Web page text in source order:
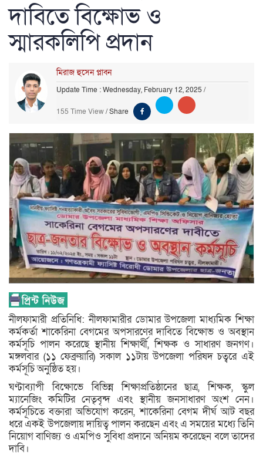
দাবিতে বিক্ষোভ ও
স্মারকলিপি প্রদান
মিরাজ হুসেন প্লাবন
Update Time : Wednesday, February 12, 2025 /
155 Time View/Share
নীলফামারী প্রতিনিধি: নীলফামারীর ডোমার উপজেলা মাধ্যমিক শিক্ষা
কর্মকর্তা শাকেরিনা বেগমের অপসারণের দাবিতে বিক্ষোভ ও অবস্থান
কর্মসূচি পালন করেছে স্থানীয় শিক্ষার্থী, শিক্ষক ও সাধারণ জনগণ।
মঙ্গলবার (১১ ফেব্রুয়ারি) সকাল ১১টায় উপজেলা পরিষদ চত্বরে এই
কর্মসূচি অনুষ্ঠিত হয়।
ঘণ্টাব্যাপী বিক্ষোভে বিভিন্ন শিক্ষাপ্রতিষ্ঠানের ছাত্র, শিক্ষক, স্কুল
ম্যানেজিং কমিটির নেতৃবৃন্দ এবং স্থানীয় জনসাধারণ অংশ নেন।
কর্মসূচিতে বক্তারা অভিযোগ করেন, শাকেরিনা বেগম দীর্ঘ আট বছর
ধরে একই উপজেলায় দায়িত্ব পালন করছেন এবং এ সময়ের মধ্যে তিনি
নিয়োগ বাণিজ্য ও এমপিও সুবিধা প্রদানে অনিয়ম করেছেন বলে তাদের
দাবি।